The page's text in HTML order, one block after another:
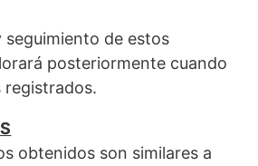
de estos
posteriormente cuando
registrados.
obtenidos son similares a